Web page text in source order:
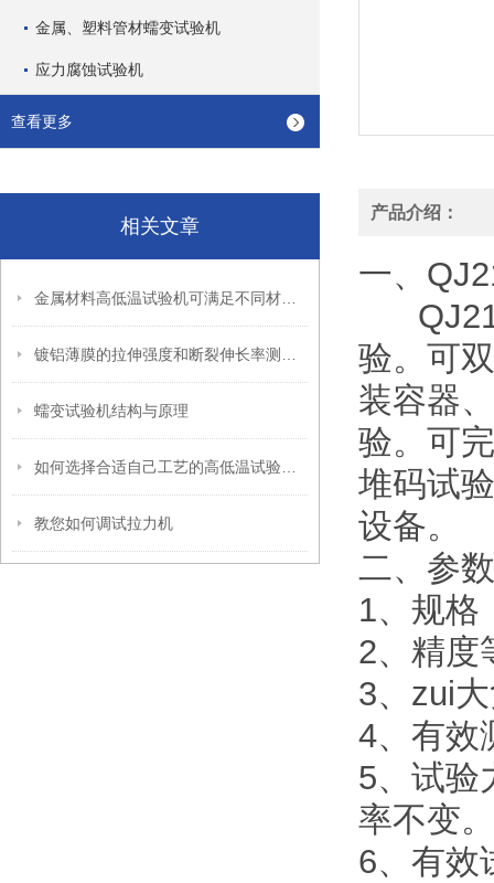
金属、塑料管材蠕变试验机
应力腐蚀试验机
查看更多
相关文章
蠕变试验机结构与原理
教您如何调试拉力机
产品介绍：
一、
验。可
装容器
验。可
堆码试
设备。
二、参
1、规格
2、精度
3、zui
4、有效
5、试验
率不变。
6、有效